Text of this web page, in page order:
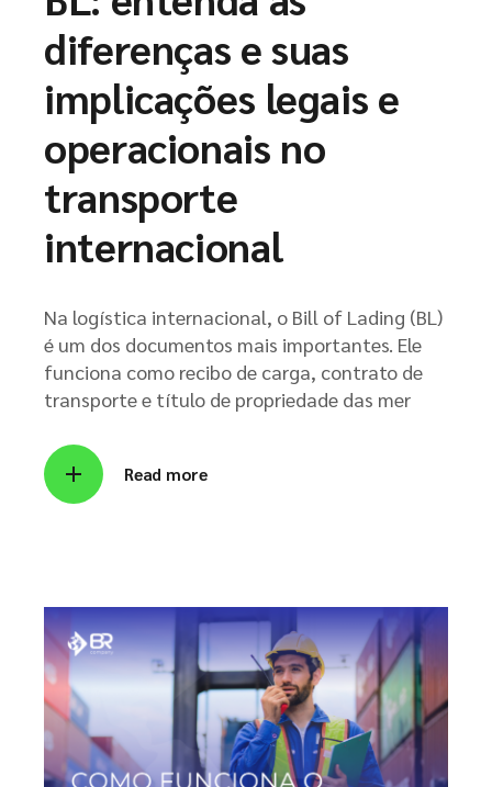
diferenças e suas
implicações legais e
operacionais no
transporte
internacional
Na logística internacional, o Bill of Lading (BL)
é um dos documentos mais importantes. Ele
funciona como recibo de carga, contrato de
transporte e título de propriedade das mer
Read more